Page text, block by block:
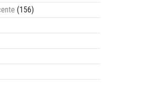
(156)